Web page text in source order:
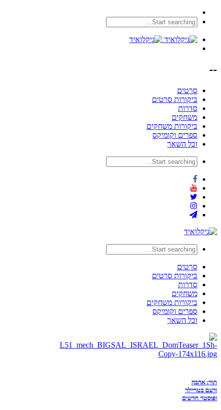
--
סרטים
ביקורות סרטים
סדרות
משחקים
ביקורות משחקים
ספרים וקומיקס
וכל השאר
סרטים
ביקורות סרטים
סדרות
משחקים
ביקורות משחקים
ספרים וקומיקס
וכל השאר
תור: אהבה
ורעם בטריילר
ופוסטר חדשים